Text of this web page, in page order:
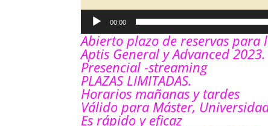
00:00
Abierto plazo de reservas para
Aptis General y Advanced 2023.
Presencial -streaming
PLAZAS LIMITADAS.
Horarios mañanas y tardes
Válido para Máster,
Es rápido y eficaz